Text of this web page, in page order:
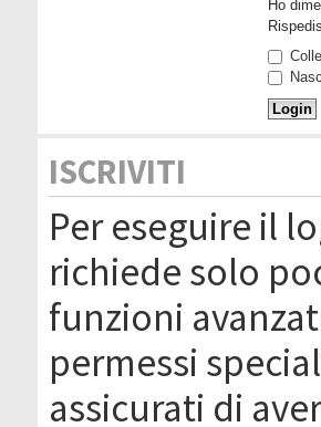
Ho
ISCRIVITI
Per eseguire il
richiede solo
funzioni
permessi
assicurati di